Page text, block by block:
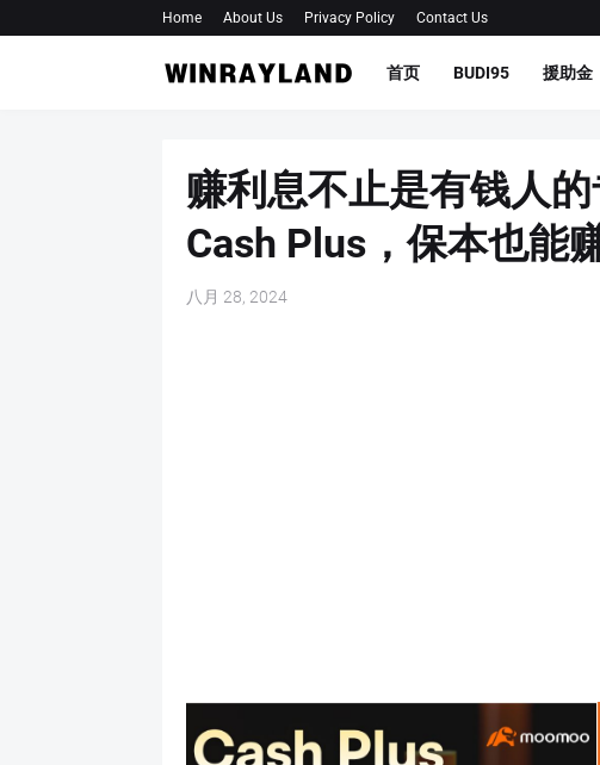
Home About Us Privacy Policy Contact Us
首页 BUDI95 援助金
赚利息不止是有钱人
Cash Plus，保本也能
八月 28, 2024